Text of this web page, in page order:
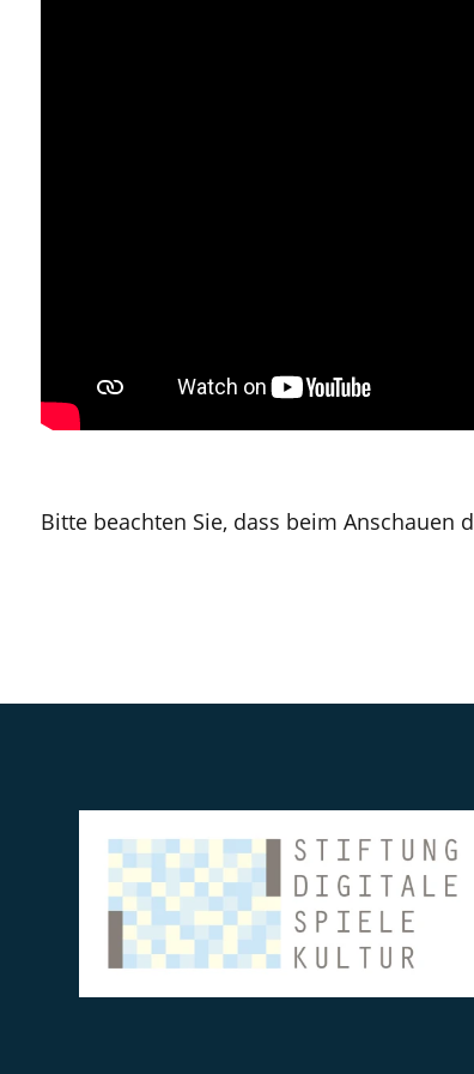
Bitte beachten Sie, dass beim Anschauen